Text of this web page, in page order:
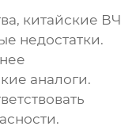
китайские ВЧ
недостатки.
аналоги.